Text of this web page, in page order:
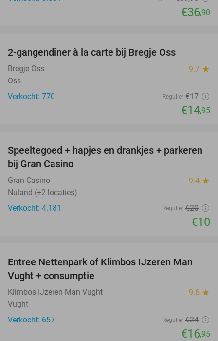
€36,90
2-gangendiner à la carte bij Bregje Oss
Bregje Oss 9.7 star
Oss
Verkocht: 770
Regulier €17
€14,95
50%
Speeltegoed + hapjes en drankjes + parkeren
bij Gran Casino
Gran Casino 9.4 star
Nuland (+2 locaties)
Verkocht: 4.181
Regulier €20
€10
29%
Entree Nettenpark of Klimbos IJzeren Man
Vught + consumptie
Klimbos IJzeren Man Vught 9.6 star
Vught
Verkocht: 657
Regulier €24
€16,95